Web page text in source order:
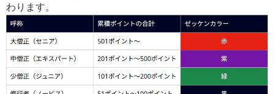
わります。